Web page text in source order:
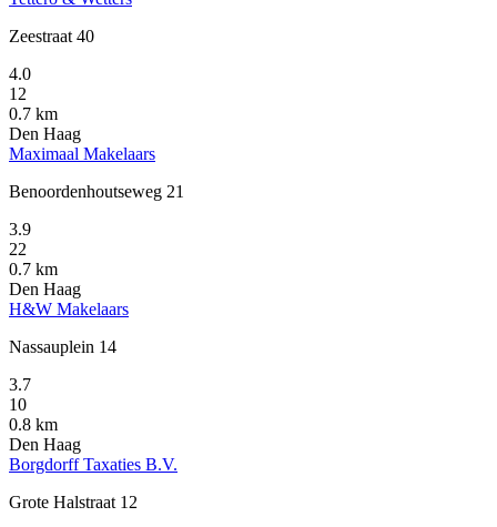
Zeestraat 40
4.0
12
0.7 km
Den Haag
Maximaal Makelaars
Benoordenhoutseweg 21
3.9
22
0.7 km
Den Haag
H&W Makelaars
Nassauplein 14
3.7
10
0.8 km
Den Haag
Borgdorff Taxaties B.V.
Grote Halstraat 12